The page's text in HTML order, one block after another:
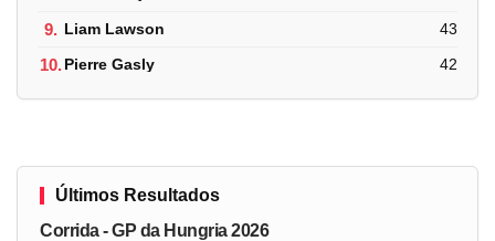
9. Liam Lawson 43
10.Pierre Gasly 42
Últimos Resultados
Corrida - GP da Hungria 2026